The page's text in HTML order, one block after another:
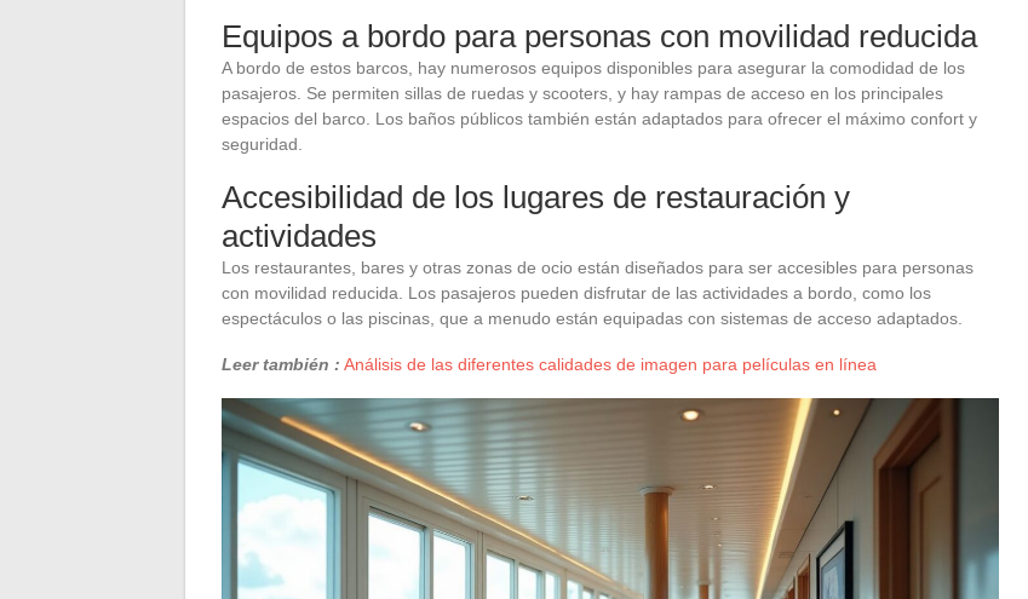
Equipos a bordo para personas con movilidad reducida
A bordo de estos barcos, hay numerosos equipos disponibles para asegurar la comodidad de los
pasajeros. Se permiten sillas de ruedas y scooters, y hay rampas de acceso en los principales
espacios del barco. Los baños públicos también están adaptados para ofrecer el máximo confort y
seguridad.
Accesibilidad de los lugares de restauración y
actividades
Los restaurantes, bares y otras zonas de ocio están diseñados para ser accesibles para personas
con movilidad reducida. Los pasajeros pueden disfrutar de las actividades a bordo, como los
espectáculos o las piscinas, que a menudo están equipadas con sistemas de acceso adaptados.
Leer también : Análisis de las diferentes calidades de imagen para películas en línea